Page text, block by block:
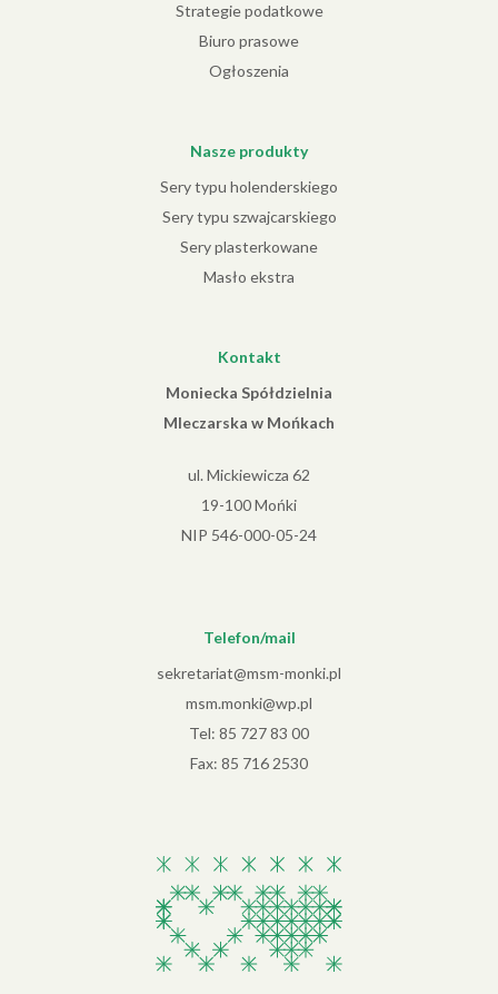
Strategie podatkowe
Biuro prasowe
Ogłoszenia
Nasze produkty
Sery typu holenderskiego
Sery typu szwajcarskiego
Sery plasterkowane
Masło ekstra
Kontakt
Moniecka Spółdzielnia
Mleczarska w Mońkach
ul. Mickiewicza 62
19-100 Mońki
NIP 546-000-05-24
Telefon/mail
sekretariat@msm-monki.pl
msm.monki@wp.pl
Tel: 85 727 83 00
Fax: 85 716 2530